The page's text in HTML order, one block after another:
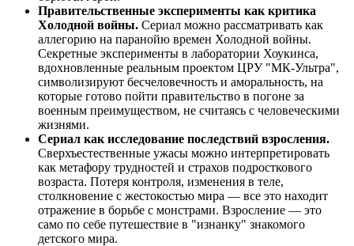
Правительственные эксперименты как критика
Холодной войны. Сериал можно рассматривать как
аллегорию на паранойю времен Холодной войны.
Секретные эксперименты в лаборатории Хоукинса,
вдохновленные реальным проектом ЦРУ "МК-Ультра",
символизируют бесчеловечность и аморальность, на
которые готово пойти правительство в погоне за
военным преимуществом, не считаясь с человеческими
жизнями.
Сериал как исследование последствий взросления.
Сверхъестественные ужасы можно интерпретировать
как метафору трудностей и страхов подросткового
возраста. Потеря контроля, изменения в теле,
столкновение с жестокостью мира — все это находит
отражение в борьбе с монстрами. Взросление — это
само по себе путешествие в "изнанку" знакомого
детского мира.